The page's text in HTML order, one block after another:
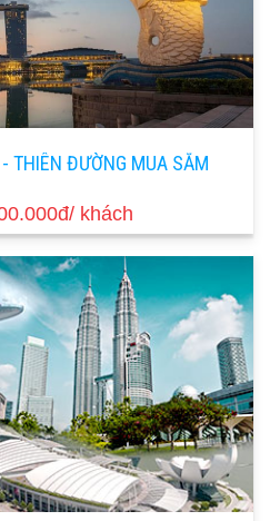
THIÊN ĐƯỜNG MUA SẮM
khách